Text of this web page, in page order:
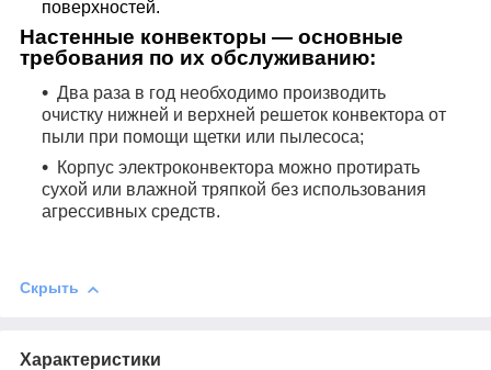
поверхностей.
Настенные конвекторы ― основные
требования по их обслуживанию:
Два раза в год необходимо производить
очистку нижней и верхней решеток конвектора от
пыли при помощи щетки или пылесоса;
Корпус электроконвектора можно протирать
сухой или влажной тряпкой без использования
агрессивных средств.
Скрыть
Характеристики